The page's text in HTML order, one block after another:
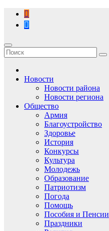
Перейти
содержимому
Новости
Новости района
Новости региона
Общество
Армия
Благоустройство
Здоровье
История
Конкурсы
Культура
Молодежь
Образование
Патриотизм
Погода
Помощь
Пособия и Пенсии
Праздники